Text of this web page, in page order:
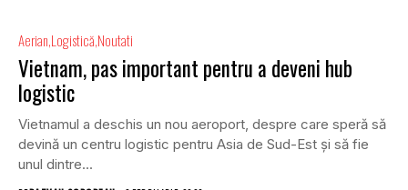
Aerian Logistică Noutati
Vietnam, pas important pentru a deveni hub
logistic
Vietnamul a deschis un nou aeroport, despre care speră să
devină un centru logistic pentru Asia de Sud-Est și să fie
unul dintre...